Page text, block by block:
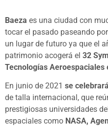
Baeza es una ciudad con
tocar el pasado paseando
un lugar de futuro ya que el
patrimonio acogerá el 32
Tecnologías Aeroespaciales
En junio de 2021 se
de talla internacional, que
prestigiosas universidades
espaciales como NASA,